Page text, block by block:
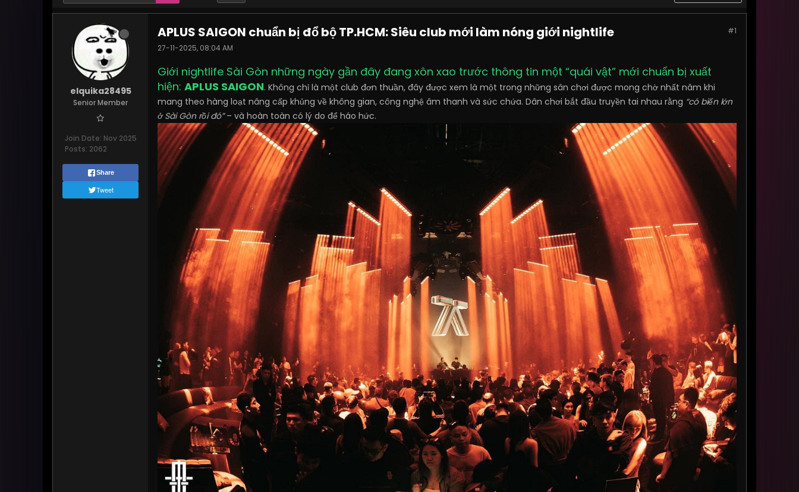
elquika28495
Senior Member
Join Date: Nov 2025
Posts: 2062
Share
Tweet
#1
APLUS SAIGON chuẩn bị đổ bộ TP.HCM: Siêu club mới làm nóng giới nightlife
27-11-2025, 08:04 AM
Giới nightlife Sài Gòn những ngày gần đây đang xôn xao trước thông tin một “quái vật” mới chuẩn bị xuất
hiện: APLUS SAIGON. Không chỉ là một club đơn thuần, đây được xem là một trong những sân chơi được mong chờ nhất năm khi
mang theo hàng loạt nâng cấp khủng về không gian, công nghệ âm thanh và sức chứa. Dân chơi bắt đầu truyền tai nhau rằng “có biến lớn
ở Sài Gòn rồi đó”– và hoàn toàn có lý do để háo hức.